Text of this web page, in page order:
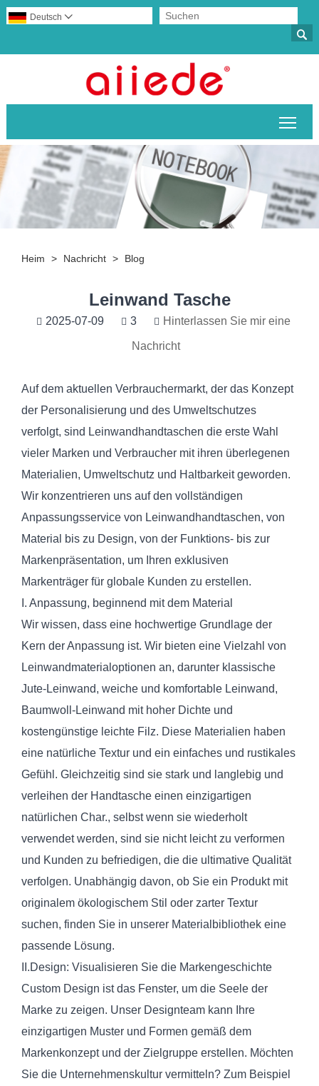

Deutsch 
Heim > Nachricht > Blog
Leinwand Tasche
2025-07-09 3 Hinterlassen Sie mir eine
Nachricht
Auf dem aktuellen Verbrauchermarkt, der das Konzept
der Personalisierung und des Umweltschutzes
verfolgt, sind Leinwandhandtaschen die erste Wahl
vieler Marken und Verbraucher mit ihren überlegenen
Materialien, Umweltschutz und Haltbarkeit geworden.
Wir konzentrieren uns auf den vollständigen
Anpassungsservice von Leinwandhandtaschen, von
Material bis zu Design, von der Funktions- bis zur
Markenpräsentation, um Ihren exklusiven
Markenträger für globale Kunden zu erstellen.
I. Anpassung, beginnend mit dem Material
Wir wissen, dass eine hochwertige Grundlage der
Kern der Anpassung ist. Wir bieten eine Vielzahl von
Leinwandmaterialoptionen an, darunter klassische
Jute-Leinwand, weiche und komfortable Leinwand,
Baumwoll-Leinwand mit hoher Dichte und
kostengünstige leichte Filz. Diese Materialien haben
eine natürliche Textur und ein einfaches und rustikales
Gefühl. Gleichzeitig sind sie stark und langlebig und
verleihen der Handtasche einen einzigartigen
natürlichen Char., selbst wenn sie wiederholt
verwendet werden, sind sie nicht leicht zu verformen
und Kunden zu befriedigen, die die ultimative Qualität
verfolgen. Unabhängig davon, ob Sie ein Produkt mit
originalem ökologischem Stil oder zarter Textur
suchen, finden Sie in unserer Materialbibliothek eine
passende Lösung.
II.Design: Visualisieren Sie die Markengeschichte
Custom Design ist das Fenster, um die Seele der
Marke zu zeigen. Unser Designteam kann Ihre
einzigartigen Muster und Formen gemäß dem
Markenkonzept und der Zielgruppe erstellen. Möchten
Sie die Unternehmenskultur vermitteln? Zum Beispiel